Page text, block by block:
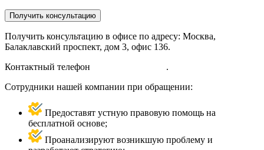
Получить консультацию в офисе по адресу: Москва,
Балаклавский проспект, дом 3, офис 136.
Контактный телефон
.
Сотрудники нашей компании при обращении:
Предоставят устную правовую помощь на
бесплатной основе;
Проанализируют возникшую проблему и